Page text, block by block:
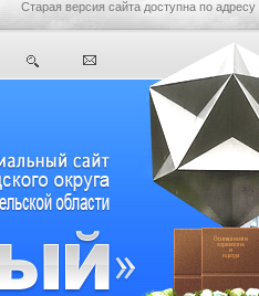
Старая версия сайта доступна по адресу